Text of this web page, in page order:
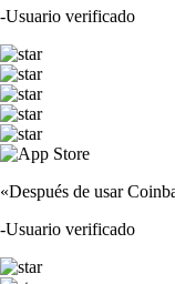
-Usuario verificado
«Después de usar
-Usuario verificado